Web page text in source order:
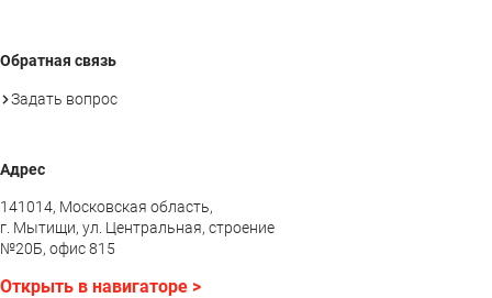
Обратная связь
Задать вопрос
Адрес
141014, Московская область,
г. Мытищи, ул. Центральная, строение
№20Б, офис 815
Открыть в навигаторе >